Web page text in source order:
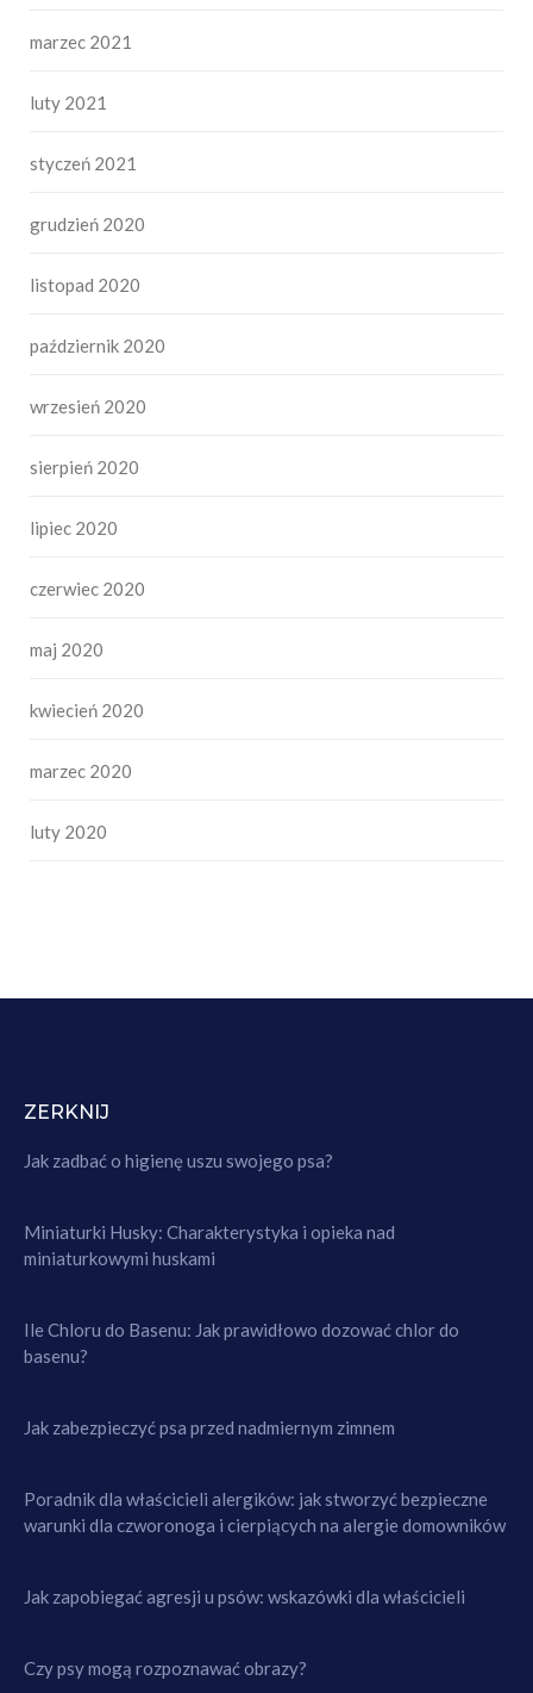
marzec 2021
luty 2021
styczeń 2021
grudzień 2020
listopad 2020
październik 2020
wrzesień 2020
sierpień 2020
lipiec 2020
czerwiec 2020
maj 2020
kwiecień 2020
marzec 2020
luty 2020
ZERKNIJ
Jak zadbać o higienę uszu swojego psa?
Miniaturki Husky: Charakterystyka i opieka nad
miniaturkowymi huskami
Ile Chloru do Basenu: Jak prawidłowo dozować chlor do
basenu?
Jak zabezpieczyć psa przed nadmiernym zimnem
Poradnik dla właścicieli alergików: jak stworzyć bezpieczne
warunki dla czworonoga i cierpiących na alergie domowników
Jak zapobiegać agresji u psów: wskazówki dla właścicieli
Czy psy mogą rozpoznawać obrazy?